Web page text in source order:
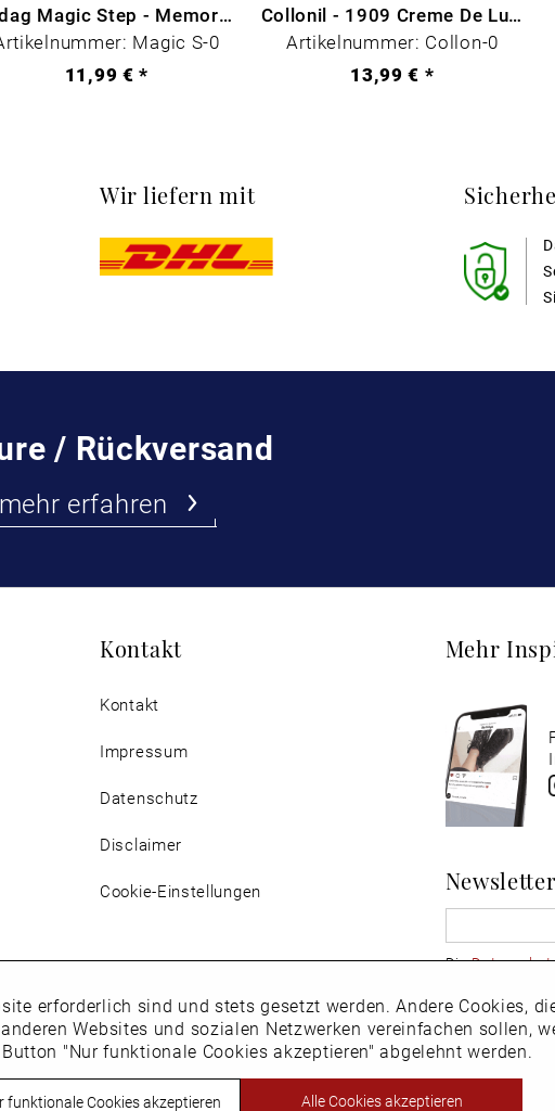
Pedag Magic Step - Memory Schaum
Magic S-0
11,99 € *
Collonil - 1909 Creme De Luxe Farblos
Artikelnummer: Collon-0
13,99 € *
/ Rückversand
mehr erfahren
Wir liefern mit
Kontakt
Kontakt
Impressum
Datenschutz
Disclaimer
Cookie-Einstellungen
Mehr
Newsletter
Die
Hiervom
erforderlich sind und stets gesetzt werden. Andere Cookies,
Websites und sozialen Netzwerken vereinfachen sollen,
"Nur funktionale Cookies akzeptieren" abgelehnt werden.
funktionale Cookies akzeptieren Alle Cookies akzeptieren